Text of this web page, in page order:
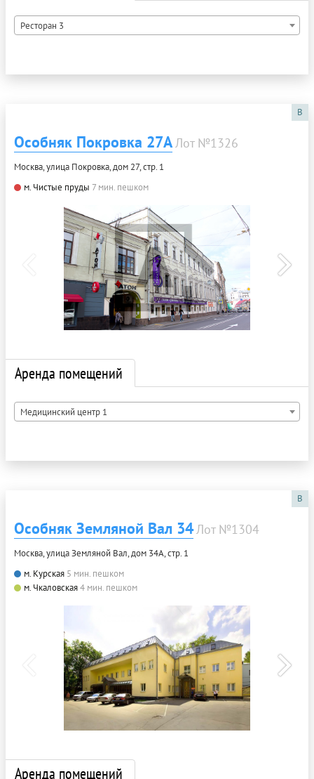
Ресторан 3
B
Особняк Покровка 27АЛот №1326
Москва, улица Покровка, дом 27, стр. 1
м. Чистые пруды 7 мин. пешком
Аренда помещений
Медицинский центр 1
B
Особняк Земляной Вал 34Лот №1304
Москва, улица Земляной Вал, дом 34А, стр. 1
м. Курская 5 мин. пешком
м. Чкаловская4 мин. пешком
Аренда помещений